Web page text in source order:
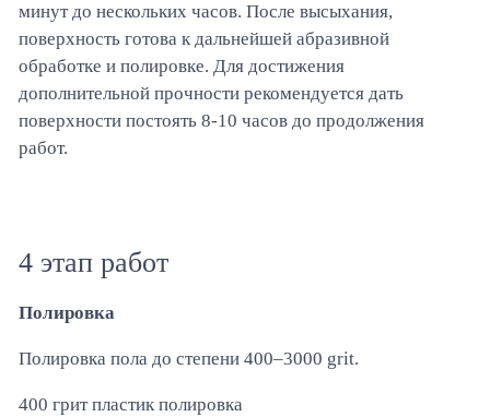
минут до нескольких часов. После высыхания,
поверхность готова к дальнейшей абразивной
обработке и полировке. Для достижения
дополнительной прочности рекомендуется дать
поверхности постоять 8-10 часов до продолжения
работ.
4 этап работ
Полировка
Полировка пола до степени 400–3000 grit.
400 грит пластик полировка